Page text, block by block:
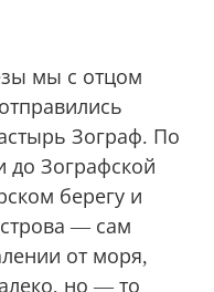
птичьего
понял, какой я
мы с отцом